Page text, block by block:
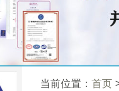
当前位置： 首页